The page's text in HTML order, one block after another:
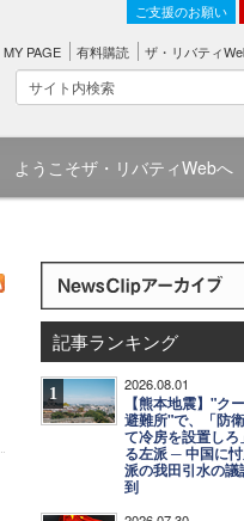
ご支援のお願い
MY PAGE 有料購読 ザ・リバティ
ようこそザ・リバティWebへ
記事ランキング
1 2026.08.01
【熊本地震】"ク
避難所"で、「防
て冷房を設置しろ
る左派 ─ 中国に
派の我田引水の議
到